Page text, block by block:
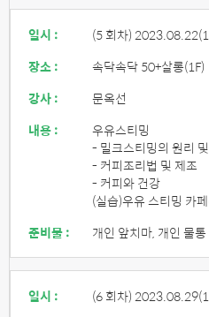
일시 : (5 회차) 2023.08.22
장소 :
속닥속닥 50+살롱(1F)
강사 :
문옥선
내용 :
우유스티밍
- 밀크스티밍의 원리
- 커피조리법 및 제조
- 커피와 건강
(실습)우유 스티밍 카
준비물 :
개인 앞치마, 개인 물통
일시 : (6 회차) 2023.08.29